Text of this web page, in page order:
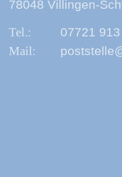
78048 Villingen-
07721